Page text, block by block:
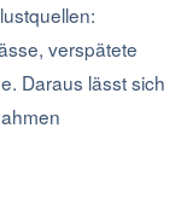
verspätete
Daraus lässt sich